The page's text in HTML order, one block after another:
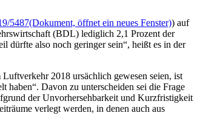
5487(Dokument, öffnet ein neues Fenster)) auf
(BDL) lediglich 2,1 Prozent der
dürfte also noch geringer sein“, heißt es in der
2018 ursächlich gewesen seien, ist
Davon zu unterscheiden sei die Frage
der Unvorhersehbarkeit und Kurzfristigkeit
verlegt werden, in denen auch aus